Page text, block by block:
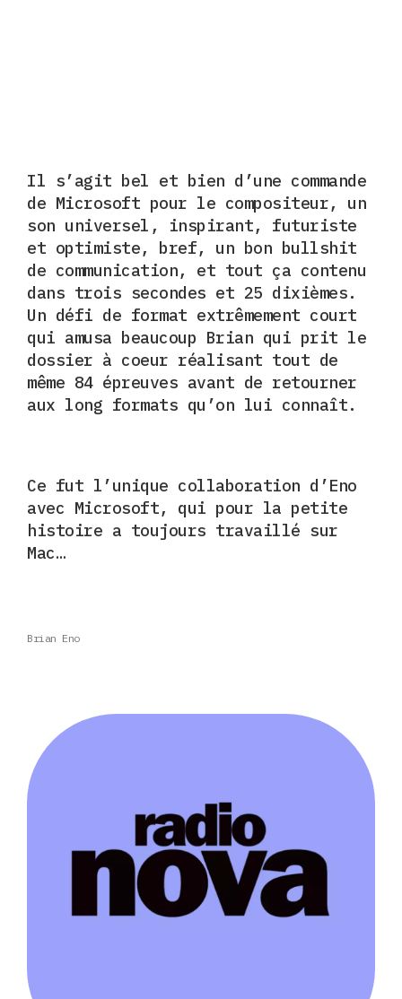
Il s’agit bel et bien d’une commande
de Microsoft pour le compositeur, un
son universel, inspirant, futuriste
et optimiste, bref, un bon bullshit
de communication, et tout ça contenu
dans trois secondes et 25 dixièmes.
Un défi de format extrêmement court
qui amusa beaucoup Brian qui prit le
dossier à coeur réalisant tout de
même 84 épreuves avant de retourner
aux long formats qu’on lui connaît.
Ce fut l’unique collaboration d’Eno
avec Microsoft, qui pour la petite
histoire a toujours travaillé sur
Mac…
Brian Eno